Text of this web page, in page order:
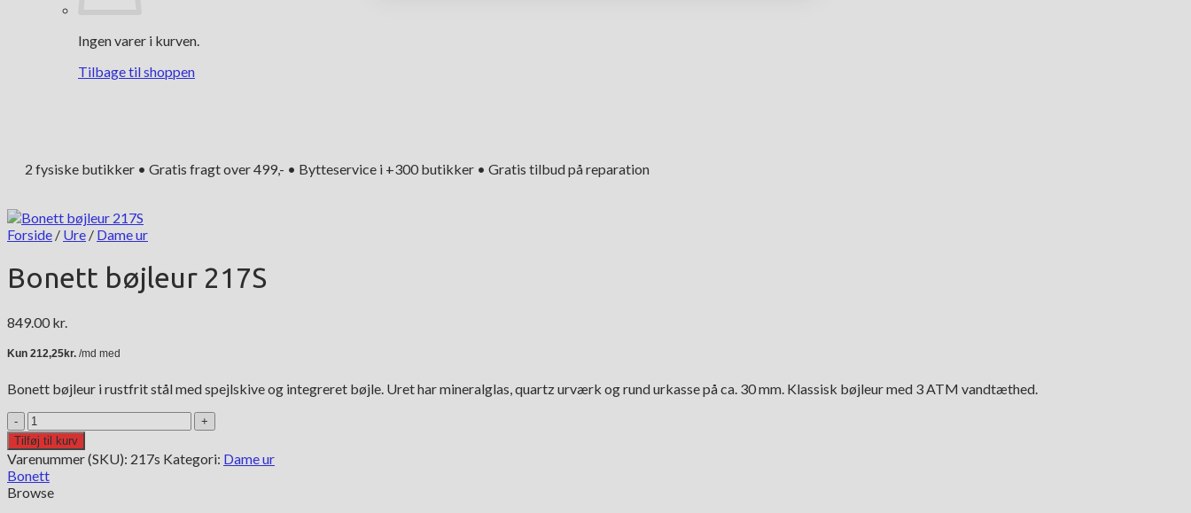
Ingen varer i kurven.
Tilbage til shoppen
2 fysiske butikker • Gratis fragt over 499,- • Bytteservice i +300 butikker • Gratis tilbud på reparation
Forside / Ure / Dame ur
Bonett bøjleur 217S
849.00 kr.
Bonett bøjleur i rustfrit stål med spejlskive og integreret bøjle. Uret har mineralglas, quartz urværk og rund urkasse på ca. 30 mm. Klassisk bøjleur med 3 ATM vandtæthed.
Bonett
bøjleur
217S
antal
Tilføj til kurv
Varenummer (SKU): 217s Kategori: Dame ur
Bonett
Browse